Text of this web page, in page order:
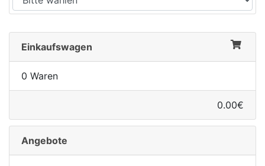
Einkaufswagen
0 Waren
0.00€
Angebote